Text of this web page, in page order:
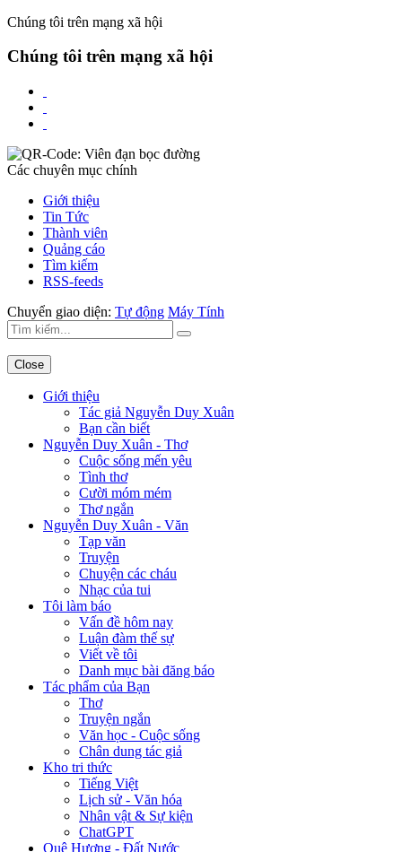
Chúng tôi trên mạng xã hội
Chúng tôi trên mạng xã hội
Các chuyên mục chính
Giới thiệu
Tin Tức
Thành viên
Quảng cáo
Tìm kiếm
RSS-feeds
Chuyển giao diện: Tự động Máy Tính
Close
Giới thiệu
Tác giả Nguyễn Duy Xuân
Bạn cần biết
Nguyễn Duy Xuân - Thơ
Cuộc sống mến yêu
Tình thơ
Cười móm mém
Thơ ngắn
Nguyễn Duy Xuân - Văn
Tạp văn
Truyện
Chuyện các cháu
Nhạc của tui
Tôi làm báo
Vấn đề hôm nay
Luận đàm thế sự
Viết về tôi
Danh mục bài đăng báo
Tác phẩm của Bạn
Thơ
Truyện ngắn
Văn học - Cuộc sống
Chân dung tác giả
Kho tri thức
Tiếng Việt
Lịch sử - Văn hóa
Nhân vật & Sự kiện
ChatGPT
Quê Hương - Đất Nước